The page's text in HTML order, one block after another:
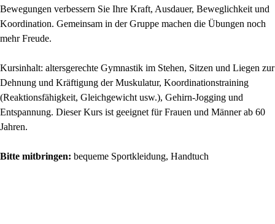
Bewegungen verbessern Sie Ihre Kraft, Ausdauer, Beweglichkeit und
Koordination. Gemeinsam in der Gruppe machen die Übungen noch
mehr Freude.
Kursinhalt: altersgerechte Gymnastik im Stehen, Sitzen und Liegen zur
Dehnung und Kräftigung der Muskulatur, Koordinationstraining
(Reaktionsfähigkeit, Gleichgewicht usw.), Gehirn-Jogging und
Entspannung. Dieser Kurs ist geeignet für Frauen und Männer ab 60
Jahren.
Bitte mitbringen: bequeme Sportkleidung, Handtuch